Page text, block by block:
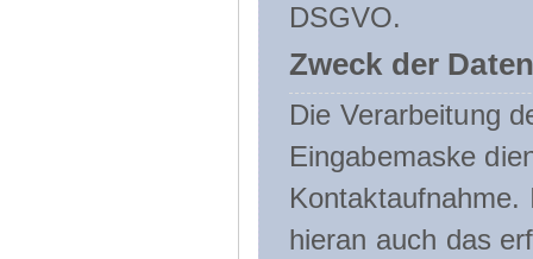
DSGVO.
Zweck der
Die Verarbeitung
Eingabemaske
hieran auch das